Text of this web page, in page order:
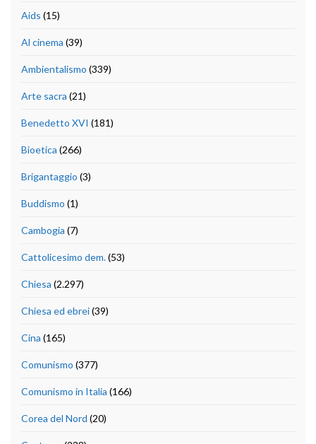
Aids (15)
Al cinema (39)
Ambientalismo (339)
Arte sacra (21)
Benedetto XVI (181)
Bioetica (266)
Brigantaggio (3)
Buddismo (1)
Cambogia (7)
Cattolicesimo dem.(53)
Chiesa (2.297)
Chiesa ed ebrei(39)
Cina (165)
Comunismo (377)
Comunismo in Italia (166)
Corea del Nord (20)